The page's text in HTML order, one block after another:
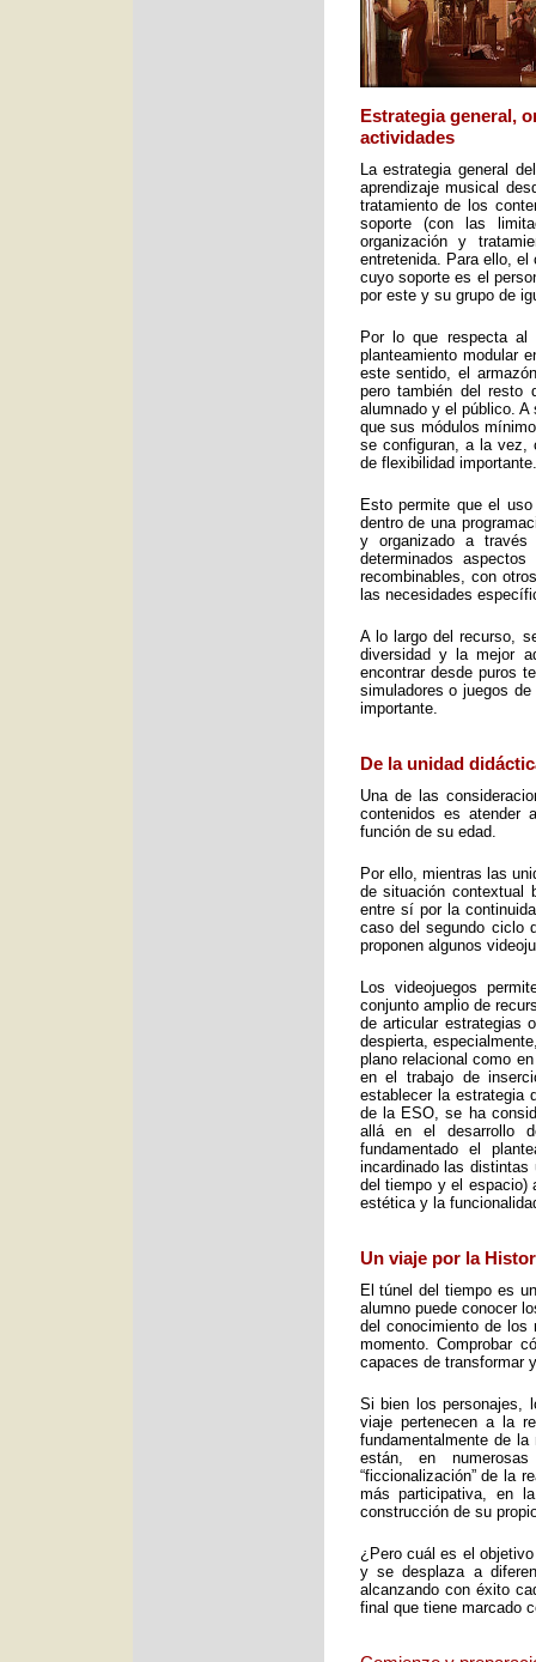
Estrategia general,
actividades
La estrategia general
aprendizaje musical
tratamiento de los
soporte (con las
organización y
entretenida. Para ello,
cuyo soporte es el
por este y su grupo de
Por lo que respecta al
planteamiento modular
este sentido, el
pero también del resto
alumnado y el público.
que sus módulos
se configuran, a la vez,
de flexibilidad importante.
Esto permite que el
dentro de una
y organizado a
determinados
recombinables, con
las necesidades
A lo largo del recurso,
diversidad y la mejor
encontrar desde puros
simuladores o juegos
importante.
De la unidad
Una de las
contenidos es atender
función de su edad.
Por ello, mientras las
de situación contextual
entre sí por la
caso del segundo ciclo
proponen algunos
Los videojuegos
conjunto amplio de
de articular estrategias
despierta,
plano relacional como
en el trabajo de
establecer la estrategia
de la ESO, se ha
allá en el desarrollo
fundamentado el
incardinado las
del tiempo y el espacio)
estética y la
Un viaje por la
El túnel del tiempo es
alumno puede conocer
del conocimiento de
momento. Comprobar
capaces de transformar
Si bien los personajes,
viaje pertenecen a la
fundamentalmente de
están, en
“ficcionalización” de la
más participativa, en
construcción de su
¿Pero cuál es el
y se desplaza a
alcanzando con éxito
final que tiene marcado